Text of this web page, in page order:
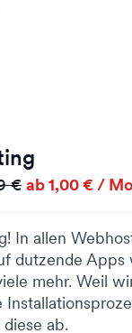
€ ab 1,00 € /
In allen
dutzende Apps
mehr. Weil
ab.